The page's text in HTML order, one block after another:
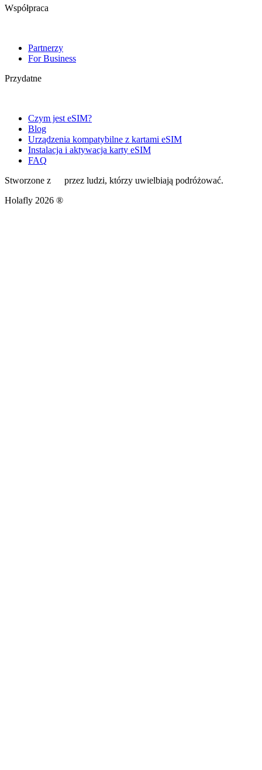
Współpraca
Partnerzy
For Business
Przydatne
Czym jest eSIM?
Blog
Urządzenia kompatybilne z kartami eSIM
Instalacja i aktywacja karty eSIM
FAQ
Stworzone z
przez ludzi, którzy uwielbiają podróżować.
Holafly 2026 ®